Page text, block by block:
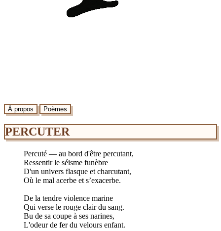
À propos Poèmes
PERCUTER
Percuté — au bord d'être percutant,
Ressentir le séisme funèbre
D'un univers flasque et charcutant,
Où le mal acerbe et s’exacerbe.
De la tendre violence marine
Qui verse le rouge clair du sang.
Bu de sa coupe à ses narines,
L'odeur de fer du velours enfant.